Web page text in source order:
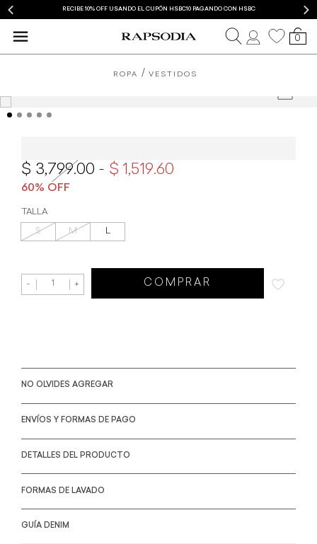
RECIBE 10% OFF USANDO EL CUPÓN HSBC10 PAGANDO CON HSBC
0
ROPA VESTIDOS
3,799.00 1,519.60
TALLA
S M L
+
- COMPRAR
NO OLVIDES AGREGAR
ENVÍOS Y FORMAS DE PAGO
DETALLES DEL PRODUCTO
FORMAS DE LAVADO
GUÍA DENIM